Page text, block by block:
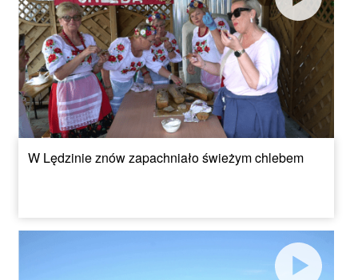
W Lędzinie znów zapachniało świeżym chlebem